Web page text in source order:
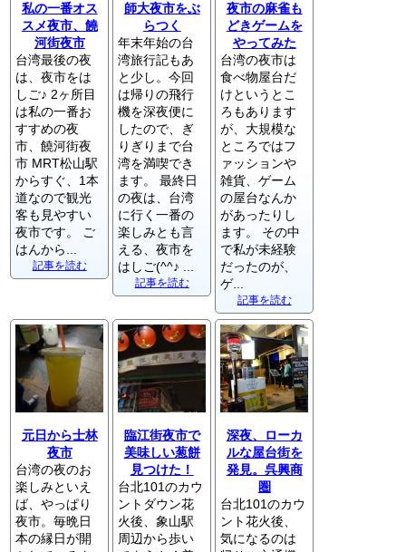
私の一番オス
スメ夜市、饒
河街夜市
台湾最後の夜
は、夜市をは
しご♪ 2ヶ所目
は私の一番お
すすめの夜
市、饒河街夜
市 MRT松山駅
からすぐ、1本
道なので観光
客も見やすい
夜市です。 ご
はんから...
記事を読む
師大夜市をぶ
らつく
年末年始の台
湾旅行記もあ
と少し。今回
は帰りの飛行
機を深夜便に
したので、ぎ
りぎりまで台
湾を満喫でき
ます。 最終日
の夜は、台湾
に行く一番の
楽しみとも言
える、夜市を
はしご(^^♪ ...
記事を読む
夜市の麻雀も
どきゲームを
やってみた
台湾の夜市は
食べ物屋台だ
けというとこ
ろもあります
が、大規模な
ところではフ
ァッションや
雑貨、ゲーム
の屋台なんか
があったりし
ます。 その中
で私が未経験
だったのが、
ゲ...
記事を読む
元日から士林
夜市
台湾の夜のお
楽しみといえ
ば、やっぱり
夜市。毎晩日
本の縁日が開
臨江街夜市で
美味しい葱餅
見つけた！
台北101のカウ
ントダウン花
火後、象山駅
周辺から歩い
深夜、ローカ
ルな屋台街を
発見。呉興商
圏
台北101のカウ
ント花火後、
気になるのは